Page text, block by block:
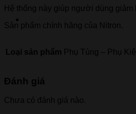
Hệ thống này giúp người dùng
Sản phẩm chính hãng của Nitron.
Loại sản phẩm Phụ Tùng – Phụ
Đánh giá
Chưa có đánh giá nào.